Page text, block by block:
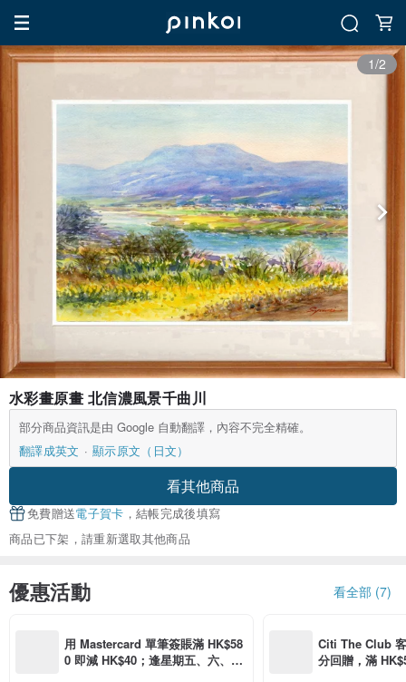
1/2
水彩畫原畫 北信濃風景千曲川
部分商品資訊是由 Google 自動翻譯，內容不完全精確。
翻譯成英文
顯示原文（日文）
看其他商品
免費贈送電子賀卡 ，結帳完成後填寫
商品已下架，請重新選取其他商品
優惠活動 看全部 (7)
用 Mastercard 單筆簽賬滿 HK$58
0 即減 HK$40；逢星期五、六、日
Citi The Club
分回贈，滿